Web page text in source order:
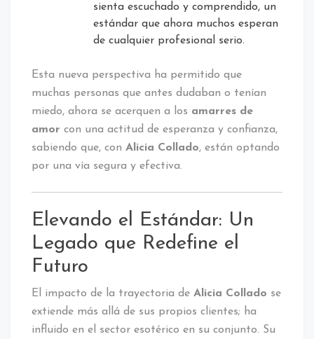
sienta escuchado y comprendido, un
estándar que ahora muchos esperan
de cualquier profesional serio.
Esta nueva perspectiva ha permitido que
muchas personas que antes dudaban o tenían
miedo, ahora se acerquen a los amarres de
amor con una actitud de esperanza y confianza,
sabiendo que, con Alicia Collado, están optando
por una vía segura y efectiva.
Elevando el Estándar: Un
Legado que Redefine el
Futuro
El impacto de la trayectoria de Alicia Collado se
extiende más allá de sus propios clientes; ha
influido en el sector esotérico en su conjunto. Su